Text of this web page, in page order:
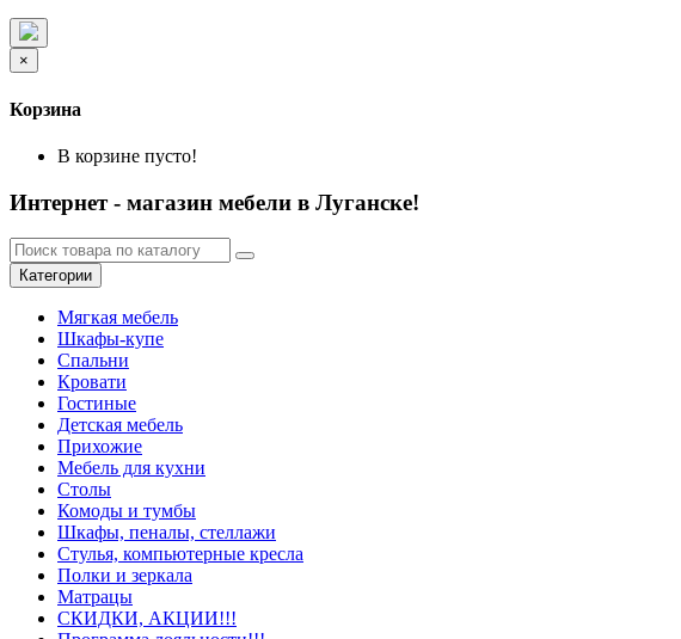
×
Корзина
В корзине пусто!
Интернет - магазин мебели в Луганске!
Категории
Мягкая мебель
Шкафы-купе
Спальни
Кровати
Гостиные
Детская мебель
Прихожие
Мебель для кухни
Столы
Комоды и тумбы
Шкафы, пеналы, стеллажи
Стулья, компьютерные кресла
Полки и зеркала
Матрацы
СКИДКИ, АКЦИИ!!!